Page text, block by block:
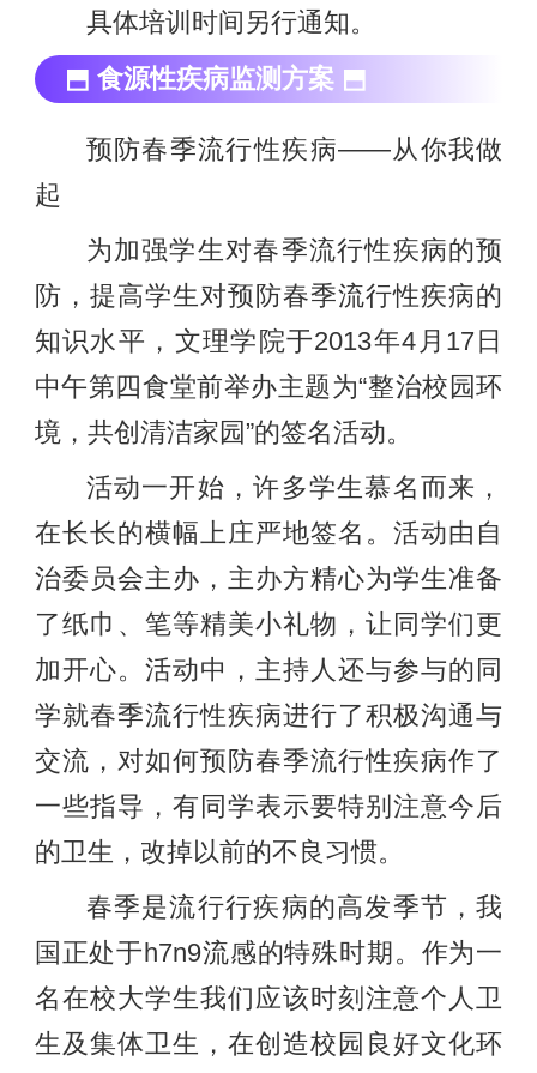
具体培训时间另行通知。
⬒ 食源性疾病监测方案 ⬒
预防春季流行性疾病——从你我做
起
为加强学生对春季流行性疾病的预
防，提高学生对预防春季流行性疾病的
知识水平，文理学院于2013年4月17日
中午第四食堂前举办主题为“整治校园环
境，共创清洁家园”的签名活动。
活动一开始，许多学生慕名而来，
在长长的横幅上庄严地签名。活动由自
治委员会主办，主办方精心为学生准备
了纸巾、笔等精美小礼物，让同学们更
加开心。活动中，主持人还与参与的同
学就春季流行性疾病进行了积极沟通与
交流，对如何预防春季流行性疾病作了
一些指导，有同学表示要特别注意今后
的卫生，改掉以前的不良习惯。
春季是流行行疾病的高发季节，我
国正处于h7n9流感的特殊时期。作为一
名在校大学生我们应该时刻注意个人卫
生及集体卫生，在创造校园良好文化环